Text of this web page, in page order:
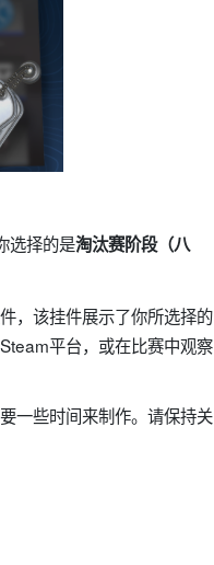
选择的是淘汰赛阶段（八
，该挂件展示了你所选择的
平台，或在比赛中观察
一些时间来制作。请保持关